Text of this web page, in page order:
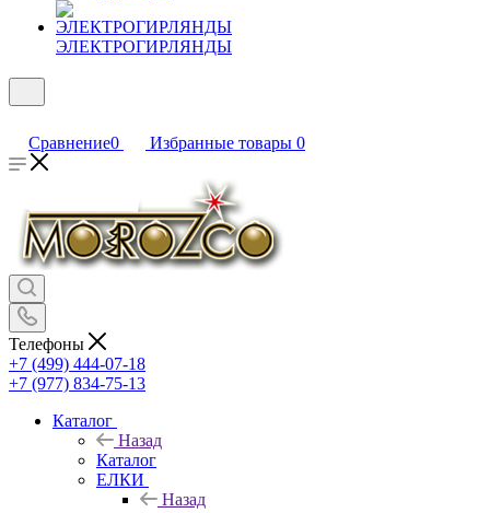
ЭЛЕКТРОГИРЛЯНДЫ
Сравнение0 Избранные товары 0
Телефоны
+7 (499) 444-07-18
+7 (977) 834-75-13
Каталог
Назад
Каталог
ЕЛКИ
Назад